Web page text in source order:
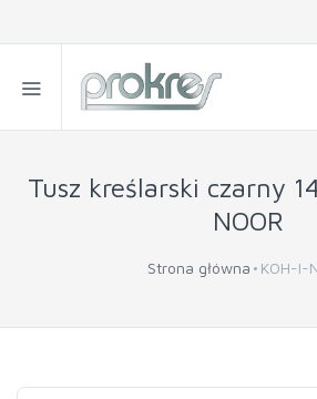
Tusz kreślarski czarny
NOOR
Strona główna KOH-I-